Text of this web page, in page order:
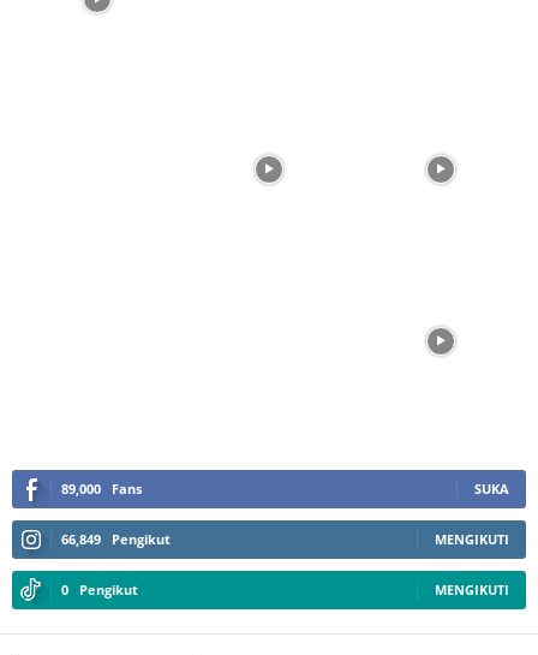
89,000 Fans SUKA
66,849 Pengikut MENGIKUTI
0 Pengikut MENGIKUTI